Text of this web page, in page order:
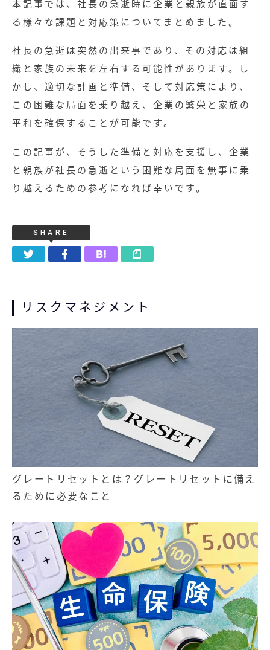
本記事では、社長の急逝時に企業と親族が直面す
る様々な課題と対応策についてまとめました。
社長の急逝は突然の出来事であり、その対応は組
織と家族の未来を左右する可能性があります。し
かし、適切な計画と準備、そして対応策により、
この困難な局面を乗り越え、企業の繁栄と家族の
平和を確保することが可能です。
この記事が、そうした準備と対応を支援し、企業
と親族が社長の急逝という困難な局面を無事に乗
り越えるための参考になれば幸いです。
SHARE
リスクマネジメント
グレートリセットとは？グレートリセットに備え
るために必要なこと